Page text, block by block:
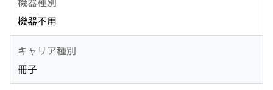
機器不用
キャリア種別
冊子